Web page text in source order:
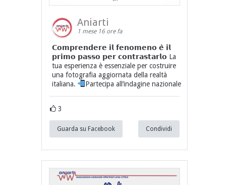
Aniarti
1 mese 16 ore fa
𝗖𝗼𝗺𝗽𝗿𝗲𝗻𝗱𝗲𝗿𝗲 𝗶𝗹 𝗳𝗲𝗻𝗼𝗺𝗲𝗻𝗼 𝗲̀ 𝗶𝗹
𝗽𝗿𝗶𝗺𝗼 𝗽𝗮𝘀𝘀𝗼 𝗽𝗲𝗿 𝗰𝗼𝗻𝘁𝗿𝗮𝘀𝘁𝗮𝗿𝗹𝗼 La
tua esperienza è essenziale per costruire
una fotografia aggiornata della realtà
italiana.
Partecipa all’indagine nazionale
3
Guarda su Facebook Condividi